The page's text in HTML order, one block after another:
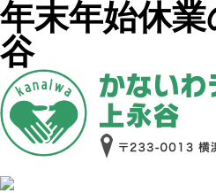
年末年始休
谷